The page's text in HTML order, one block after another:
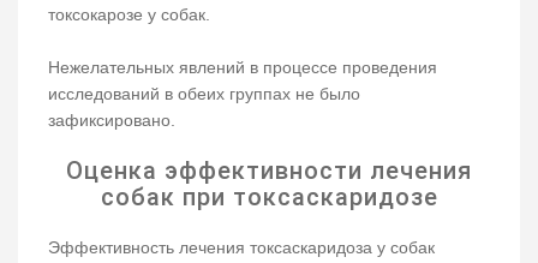
токсокарозе у собак.
Нежелательных явлений в процессе проведения
исследований в обеих группах не было
зафиксировано.
Оценка эффективности лечения
собак при токсаскаридозе
Эффективность лечения токсаскаридоза у собак